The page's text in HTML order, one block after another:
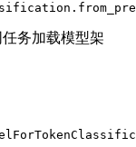
务加载模型架